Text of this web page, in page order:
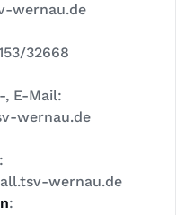
wernau.de
32668
E-Mail:
wernau.de
wernau.de
: